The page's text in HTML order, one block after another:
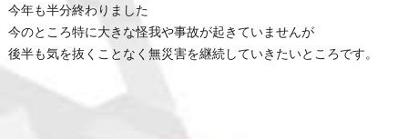
今年も半分終わりました
今のところ特に大きな怪我や事故が起きていませんが
後半も気を抜くことなく無災害を継続していきたいところです。